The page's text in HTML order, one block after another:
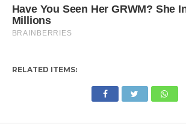
RELATED ITEMS: